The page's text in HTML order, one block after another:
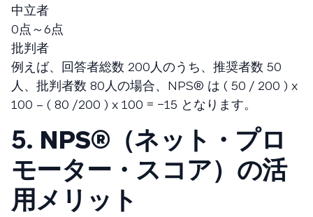
中立者
0点～6点
批判者
例えば、回答者総数 200人のうち、推奨者数 50
人、批判者数 80人の場合、NPS®️ は ( 50 / 200 ) x
100 – ( 80 /200 ) x 100 = −15 となります。
5. NPS®（ネット・プロ
モーター・スコア）の活
用メリット